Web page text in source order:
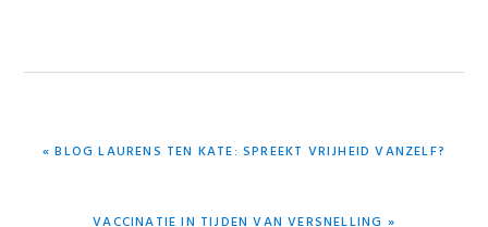
VORIG
« BLOG LAURENS TEN KATE: SPREEKT VRIJHEID VANZELF?
VOLGEND
VACCINATIE IN TIJDEN VAN VERSNELLING »